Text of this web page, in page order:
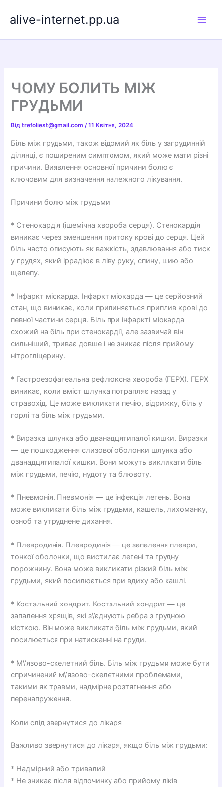
alive-internet.pp.ua
ЧОМУ БОЛИТЬ МІЖ
ГРУДЬМИ
Відtrefoliest@gmail.com/11 Квітня, 2024
Біль між грудьми, також відомий як біль у загрудинній
ділянці, є поширеним симптомом, який може мати різні
причини. Виявлення основної причини болю є
ключовим для визначення належного лікування.
Причини болю між грудьми
* Стенокардія (ішемічна хвороба серця). Стенокардія
виникає через зменшення притоку крові до серця. Цей
біль часто описують як важкість, здавлювання або тиск
у грудях, який іррадіює в ліву руку, спину, шию або
щелепу.
* Інфаркт міокарда. Інфаркт міокарда — це серйозний
стан, що виникає, коли припиняється приплив крові до
певної частини серця. Біль при інфаркті міокарда
схожий на біль при стенокардії, але зазвичай він
сильніший, триває довше і не зникає після прийому
нітрогліцерину.
* Гастроезофагеальна рефлюксна хвороба (ГЕРХ). ГЕРХ
виникає, коли вміст шлунка потрапляє назад у
стравохід. Це може викликати печію, відрижку, біль у
горлі та біль між грудьми.
* Виразка шлунка або дванадцятипалої кишки. Виразки
— це пошкодження слизової оболонки шлунка або
дванадцятипалої кишки. Вони можуть викликати біль
між грудьми, печію, нудоту та блювоту.
* Пневмонія. Пневмонія — це інфекція легень. Вона
може викликати біль між грудьми, кашель, лихоманку,
озноб та утруднене дихання.
* Плевродинія. Плевродинія — це запалення плеври,
тонкої оболонки, що вистилає легені та грудну
порожнину. Вона може викликати різкий біль між
грудьми, який посилюється при вдиху або кашлі.
* Костальний хондрит. Костальний хондрит — це
запалення хрящів, які з\’єднують ребра з грудною
кісткою. Він може викликати біль між грудьми, який
посилюється при натисканні на груди.
* М\’язово-скелетний біль. Біль між грудьми може бути
спричинений м\’язово-скелетними проблемами,
такими як травми, надмірне розтягнення або
перенапруження.
Коли слід звернутися до лікаря
Важливо звернутися до лікаря, якщо біль між грудьми:
* Надмірний або тривалий
* Не зникає після відпочинку або прийому ліків